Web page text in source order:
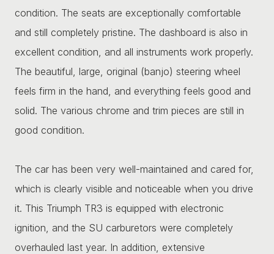
condition. The seats are exceptionally comfortable
and still completely pristine. The dashboard is also in
excellent condition, and all instruments work properly.
The beautiful, large, original (banjo) steering wheel
feels firm in the hand, and everything feels good and
solid. The various chrome and trim pieces are still in
good condition.
The car has been very well-maintained and cared for,
which is clearly visible and noticeable when you drive
it. This Triumph TR3 is equipped with electronic
ignition, and the SU carburetors were completely
overhauled last year. In addition, extensive